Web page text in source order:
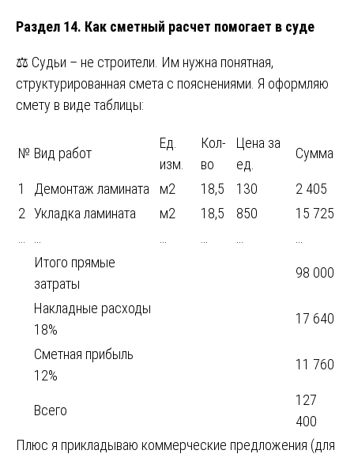
Раздел 14. Как сметный расчет помогает в суде
⚖️ Судьи – не строители. Им нужна понятная,
структурированная смета с пояснениями. Я оформляю
смету в виде таблицы:
№ Вид работ
Ед.
изм.
Кол-
во
Цена за
ед.
Сумма
1 Демонтаж ламината м2 18,5 130
2 405
2 Укладка ламината м2 18,5 850
15 725
Итого прямые
затраты
98 000
Накладные расходы
18%
17 640
Сметная прибыль
12%
11 760
Всего
127
400
Плюс я прикладываю коммерческие предложения (для